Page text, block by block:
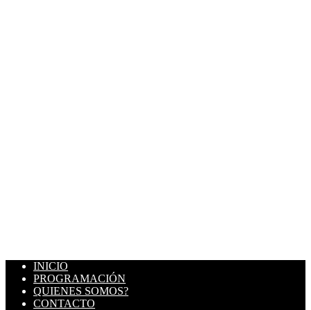
INICIO
PROGRAMACIÓN
QUIENES SOMOS?
CONTACTO